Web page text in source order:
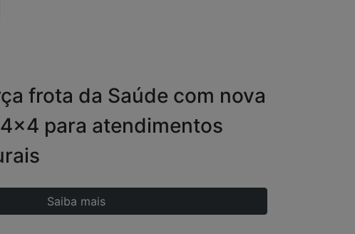
frota da Saúde com nova
para atendimentos
Saiba mais